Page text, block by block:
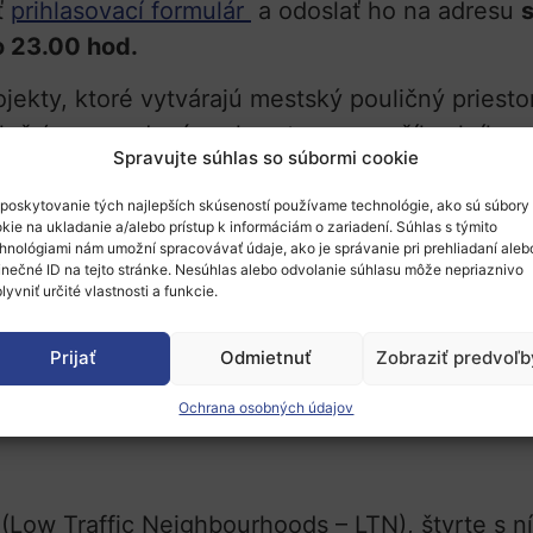
Spravujte súhlas so súbormi cookie
tých najlepších skúseností používame technológie, ako sú súbory
na ukladanie a/alebo prístup k informáciám o zariadení. Súhlas s týmito
nám umožní spracovávať údaje, ako je správanie pri prehliadaní
ID na tejto stránke. Nesúhlas alebo odvolanie súhlasu môže nepriaznivo
určité vlastnosti a funkcie.
Prijať Odmietnuť Zobraziť
Ochrana osobných údajov
prihlasovací formulár a odoslať ho na adresu
23.00 hod.
ktoré vytvárajú mestský pouličný
(napr. sadové prvky, stromy, parčíky,
kvalitu života, biodiverzitu a udržateľnú
zastupiteľstvá, samosprávy, obce
by mať politickú podporu predstaviteľov
vplyvu, učenia sa a možnosti
zmeniť myslenie ľudí a životné
rýchlejšieho posunu miest smerom k
Traffic Neighbourhoods – LTN), štvrte s